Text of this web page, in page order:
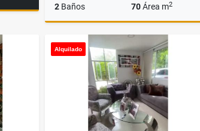
2 Baños 70Área m2
$530.000.000 $2.950.000
Alquilado